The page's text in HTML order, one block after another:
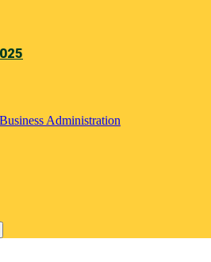
Administration